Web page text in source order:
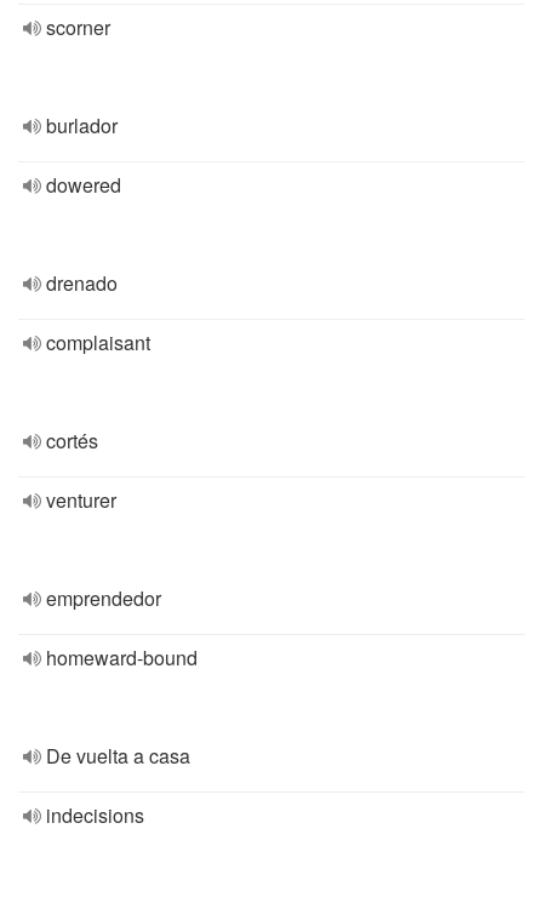
scorner
burlador
dowered
drenado
complaisant
cortés
venturer
emprendedor
homeward-bound
De vuelta a casa
indecisions